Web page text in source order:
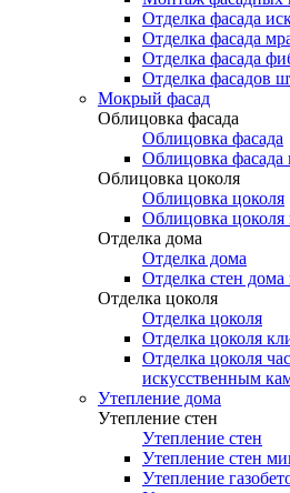
Отделка фасада
Отделка фасада
Отделка фасада
Отделка фасадов
Мокрый фасад
Облицовка фасада
Облицовка фасада
Облицовка фасада
Облицовка цоколя
Облицовка цоколя
Облицовка
Отделка дома
Отделка дома
Отделка стен
Отделка цоколя
Отделка цоколя
Отделка цоколя
Отделка цоколя
искусственным
Утепление дома
Утепление стен
Утепление стен
Утепление стен
Утепление